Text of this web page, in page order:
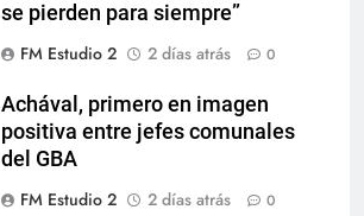
se pierden para siempre”
FM Estudio 2
2 días atrás 0
Achával, primero en imagen
positiva entre jefes comunales
del GBA
FM Estudio 2
2 días atrás 0